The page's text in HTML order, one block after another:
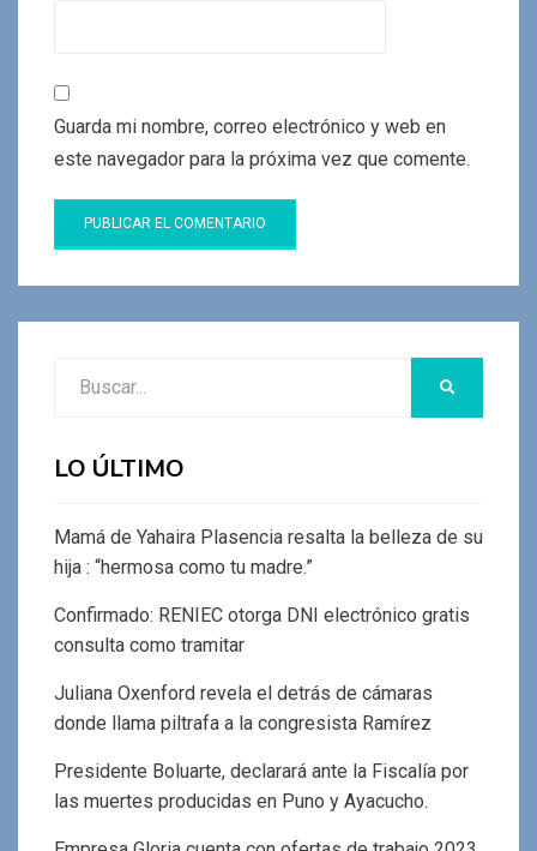
Guarda mi nombre, correo electrónico y web en
este navegador para la próxima vez que comente.
LO ÚLTIMO
Mamá de Yahaira Plasencia resalta la belleza de su
hija : “hermosa como tu madre.”
Confirmado: RENIEC otorga DNI electrónico gratis
consulta como tramitar
Juliana Oxenford revela el detrás de cámaras
donde llama piltrafa a la congresista Ramírez
Presidente Boluarte, declarará ante la Fiscalía por
las muertes producidas en Puno y Ayacucho.